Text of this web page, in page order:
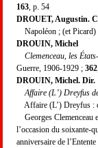
163 , p. 54
DROUET, Augustin.
Napoléon ; (et Picard)
DROUIN, Michel
Clemenceau, les
Guerre, 1906-1929 ; 362
DROUIN, Michel. Dir.
Affaire (L’) Dreyfus
Affaire (L’) Dreyfus :
Georges Clemenceau
l’occasion du soixante-
anniversaire de